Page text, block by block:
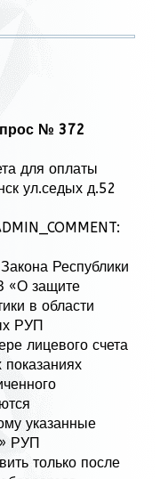
№ 372
для оплаты
ул.седых д.52
Республики
«О защите
в области
РУП
лицевого счета
указанные
РУП
только после